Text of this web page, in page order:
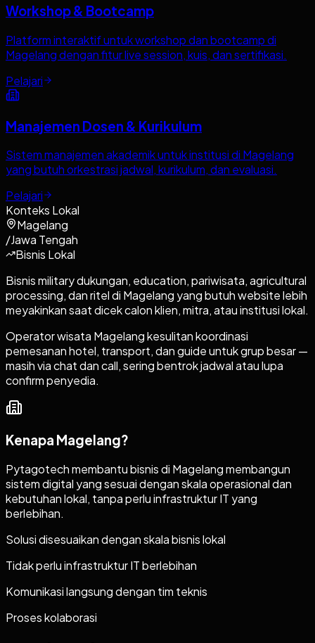
Workshop & Bootcamp
Platform interaktif untuk workshop dan bootcamp di
Magelang dengan fitur live session, kuis, dan sertifikasi.
Pelajari
Manajemen Dosen & Kurikulum
Sistem manajemen akademik untuk institusi di Magelang
yang butuh orkestrasi jadwal, kurikulum, dan evaluasi.
Pelajari
Konteks Lokal
Magelang
/Jawa Tengah
Bisnis Lokal
Bisnis military dukungan, education, pariwisata, agricultural
processing, dan ritel di Magelang yang butuh website lebih
meyakinkan saat dicek calon klien, mitra, atau institusi lokal.
Operator wisata Magelang kesulitan koordinasi
pemesanan hotel, transport, dan guide untuk grup besar —
masih via chat dan call, sering bentrok jadwal atau lupa
confirm penyedia.
Kenapa Magelang?
Pytagotech membantu bisnis di Magelang membangun
sistem digital yang sesuai dengan skala operasional dan
kebutuhan lokal, tanpa perlu infrastruktur IT yang
berlebihan.
Solusi disesuaikan dengan skala bisnis lokal
Tidak perlu infrastruktur IT berlebihan
Komunikasi langsung dengan tim teknis
Proses kolaborasi